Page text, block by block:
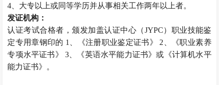
4、大专以上或同等学历并从事相关工作两年以上者。
发证机构：
认证考试合格者，颁发加盖认证中心（JYPC）职业技能鉴
定专用章钢印的 1、《注册职业鉴定证书》 2、《职业素养
专项水平证书》 3、《英语水平能力证书》或《计算机水平
能力证书》。